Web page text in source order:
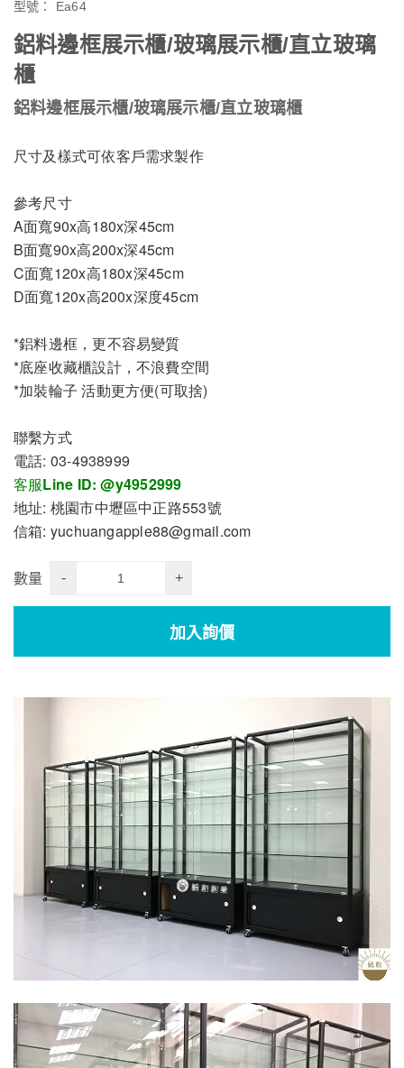
型號： Ea64
鋁料邊框展示櫃/玻璃展示櫃/直立玻璃
櫃
鋁料邊框展示櫃/玻璃展示櫃/直立玻璃櫃
尺寸及樣式可依客戶需求製作
參考尺寸
A面寬90x高180x深45cm
B面寬90x高200x深45cm
C面寬120x高180x深45cm
D面寬120x高200x深度45cm
*鋁料邊框，更不容易變質
*底座收藏櫃設計，不浪費空間
*加裝輪子 活動更方便(可取捨)
聯繫方式
電話: 03-4938999
客服Line ID: @y4952999
地址: 桃園市中壢區中正路553號
信箱: yuchuangapple88@gmail.com
數量 - +
加入詢價